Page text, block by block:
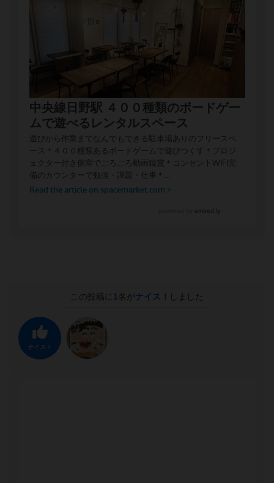
この投稿に 1 名がナイス！ しました
ナイス！